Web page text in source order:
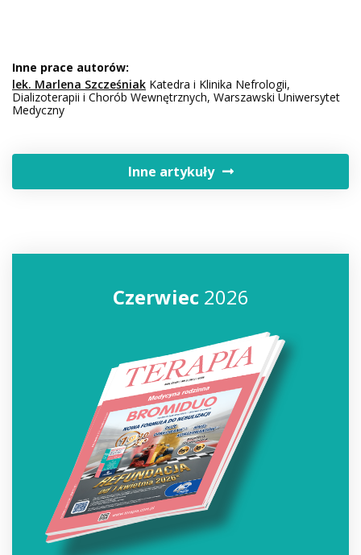
Inne prace autorów:
lek. Marlena Szcześniak Katedra i Klinika Nefrologii,
Dializoterapii i Chorób Wewnętrznych, Warszawski Uniwersytet
Medyczny
Inne artykuły
Czerwiec2026